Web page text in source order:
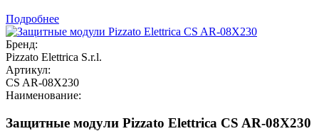
Подробнее
Бренд:
Pizzato Elettrica S.r.l.
Артикул:
CS AR-08X230
Наименование:
Защитные модули Pizzato Elettrica CS AR-08X230